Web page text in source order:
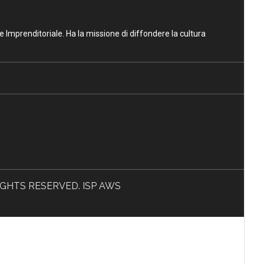
Imprenditoriale. Ha la missione di diffondere la cultura
RESERVED. ISP AWS